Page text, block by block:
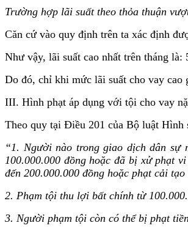
Trường hợp lãi suất theo thỏa thuận
Căn cứ vào quy định trên ta xác định
Như vậy, lãi suất cao nhất trên tháng
Do đó, chỉ khi mức lãi suất cho vay cao
III. Hình phạt áp dụng với tội cho vay
Theo quy tại Điều 201 của Bộ luật Hình
“1. Người nào trong giao dịch dân
100.000.000 đồng hoặc đã bị xử phạt
đến 200.000.000 đồng hoặc phạt cải
2. Phạm tội thu lợi bất chính từ
3. Người phạm tội còn có thể bị phạt